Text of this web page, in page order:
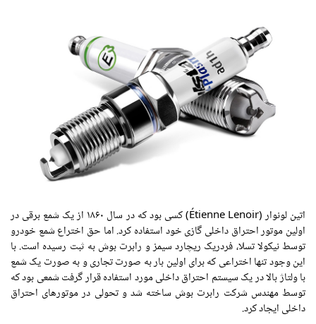
اتینلونوار(Étienne Lenoir) کسی بود که در سال ۱۸۶۰ از یک شمعبرقیدر
اولین موتوراحتراقداخلیگازی خود استفاده کرد.اما حق اختراع شمع خودرو
توسط نیکولا تسلا، فردریک ریچاردسیمزو رابرت بوش به ثبت رسیده است. با
اینوجودتنها اختراعی که برایاولینبار به صورتتجاریو بهصورتیکشمع
با ولتاژ بالا در یک سیستم احتراقداخلیمورداستفادهقرارگرفت شمعی بود که
توسط مهندس شرکت رابرت بوش ساخته شد و تحولی در موتورهای احتراق
داخلیایجاد کرد.